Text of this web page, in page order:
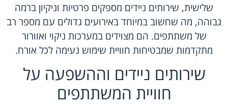
שלישית, שירותים ניידים מספקים פרטיות וניקיון ברמה
גבוהה, מה שחשוב במיוחד באירועים גדולים עם מספר רב
של משתתפים. הם מצוידים במערכות ניקוי ואוורור
מתקדמות שמבטיחות חוויית שימוש נעימה לכל אורח.
שירותים ניידים וההשפעה על
חוויית המשתתפים